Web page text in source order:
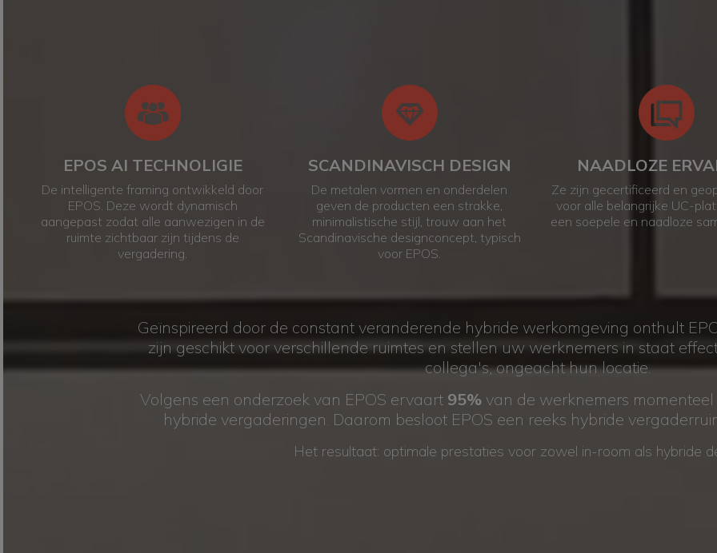
EPOS AI TECHNOLIGIE
De intelligente framing ontwikkeld door
EPOS. Deze wordt dynamisch
aangepast zodat alle aanwezigen in de
ruimte zichtbaar zijn tijdens de
vergadering.
SCANDINAVISCH DESIGN
De metalen vormen en onderdelen
geven de producten een strakke,
minimalistische stijl, trouw aan het
Scandinavische designconcept, typisch
voor EPOS.
NAADLOZE
Ze zijn gecertificeerd en
voor alle belangrijke UC-
een soepele en naadloze
Geïnspireerd door de constant veranderende hybride werkomgeving onthult
zijn geschikt voor verschillende ruimtes en stellen uw werknemers in staat
collega's, ongeacht hun locatie.
Volgens een onderzoek van EPOS ervaart 95% van de werknemers
hybride vergaderingen. Daarom besloot EPOS een reeks hybride
Het resultaat: optimale prestaties voor zowel in-room als hybride